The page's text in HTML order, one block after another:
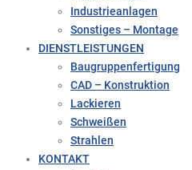
Industrieanlagen
Sonstiges – Montage
DIENSTLEISTUNGEN
Baugruppenfertigung
CAD – Konstruktion
Lackieren
Schweißen
Strahlen
KONTAKT